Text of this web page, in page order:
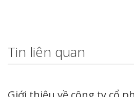
Tin liên quan